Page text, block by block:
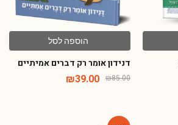
הוספה לסל
דנידון אומר רק דברים אמיתיים
₪85.00
₪39.00